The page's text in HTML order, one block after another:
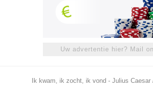
Uw advertentie hier? Mail
Ik kwam, ik zocht, ik vond - Julius Caesar